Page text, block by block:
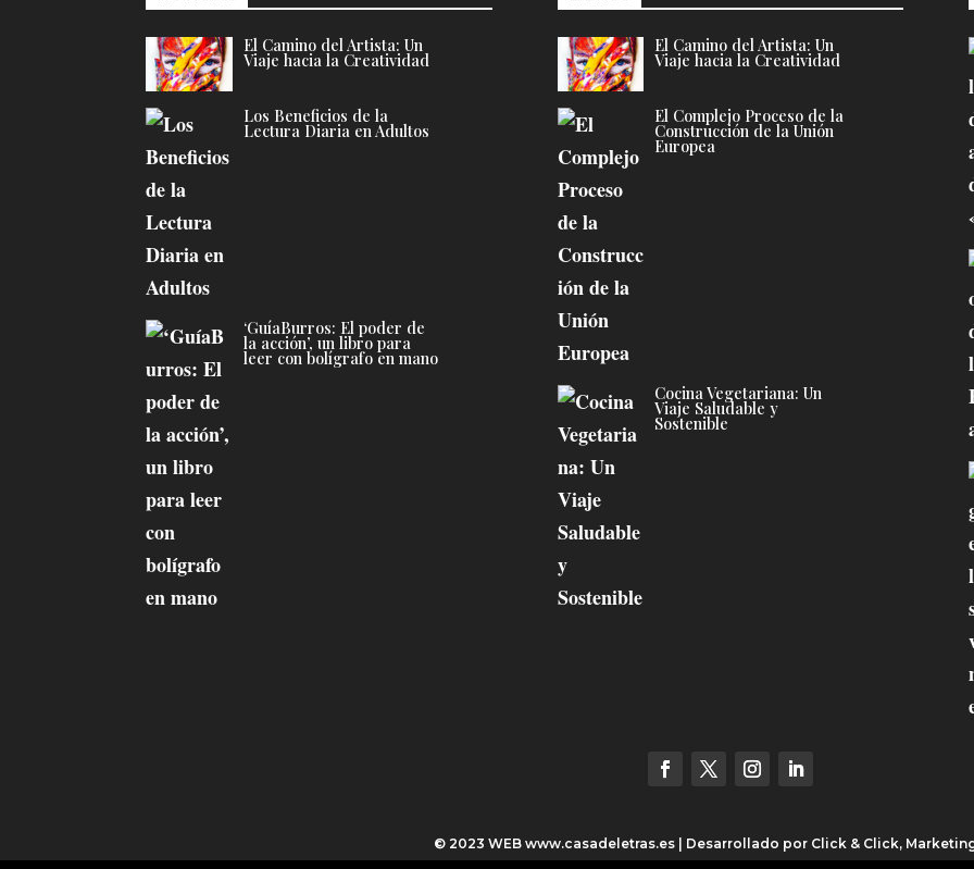
El Camino del Artista: Un
Viaje hacia la Creatividad
Los Beneficios de la
Lectura Diaria en Adultos
‘GuíaBurros: El poder de
la acción’, un libro para
leer con bolígrafo en mano
El Camino del Artista: Un
Viaje hacia la Creatividad
El Complejo Proceso de la
Construcción de la Unión
Europea
Cocina Vegetariana: Un
Viaje Saludable y
Sostenible
© 2023 WEB www.casadeletras.es | Desarrollado por Click & Click,